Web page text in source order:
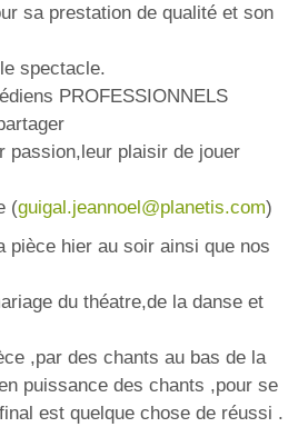
sa prestation de qualité et son
spectacle.
PROFESSIONNELS
passion,leur plaisir de jouer
(guigal.jeannoel@planetis.com)
pièce hier au soir ainsi que nos
du théatre,de la danse et
,par des chants au bas de la
puissance des chants ,pour se
est quelque chose de réussi .